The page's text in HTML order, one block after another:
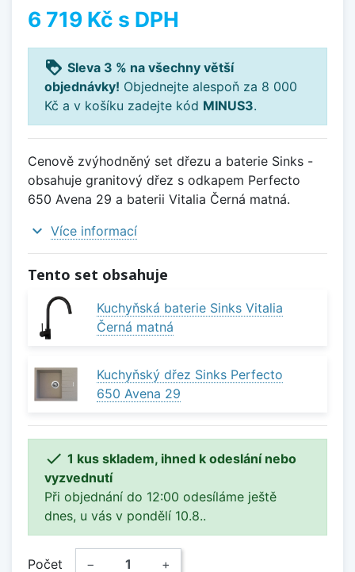
6 719 Kč s DPH
loyalty Sleva 3 % na všechny větší
objednávky! Objednejte alespoň za 8 000
Kč a v košíku zadejte kód MINUS3.
Cenově zvýhodněný set dřezu a baterie Sinks -
obsahuje granitový dřez s odkapem Perfecto
650 Avena 29 a baterii Vitalia Černá matná.
expand_more Více informací
Tento set obsahuje
Kuchyňská baterie Sinks Vitalia
Černá matná
Kuchyňský dřez Sinks Perfecto
650 Avena 29
 1 kus skladem, ihned k odeslání nebo
vyzvednutí
Při objednání do 12:00 odesíláme ještě
dnes, u vás v pondělí 10.8..
Počet − +